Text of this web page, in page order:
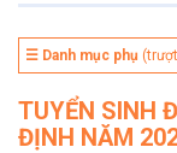
☰ Danh mục phụ
TUYỂN SINH
ĐỊNH NĂM